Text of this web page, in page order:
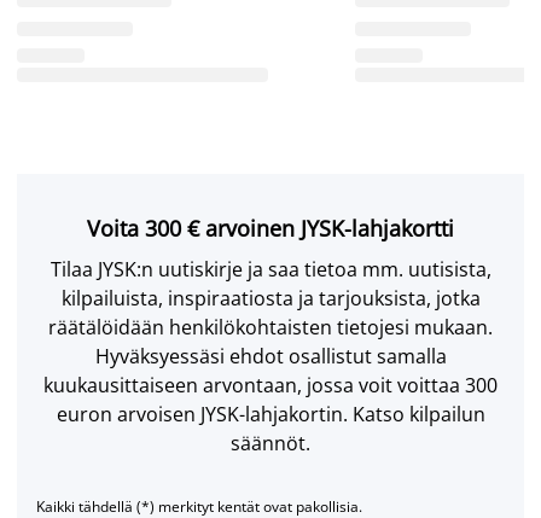
Voita 300 € arvoinen JYSK-lahjakortti
Tilaa JYSK:n uutiskirje ja saa tietoa mm. uutisista,
kilpailuista, inspiraatiosta ja tarjouksista, jotka
räätälöidään henkilökohtaisten tietojesi mukaan.
Hyväksyessäsi ehdot osallistut samalla
kuukausittaiseen arvontaan, jossa voit voittaa 300
euron arvoisen JYSK-lahjakortin. Katso kilpailun
säännöt.
Kaikki tähdellä (*) merkityt kentät ovat pakollisia.